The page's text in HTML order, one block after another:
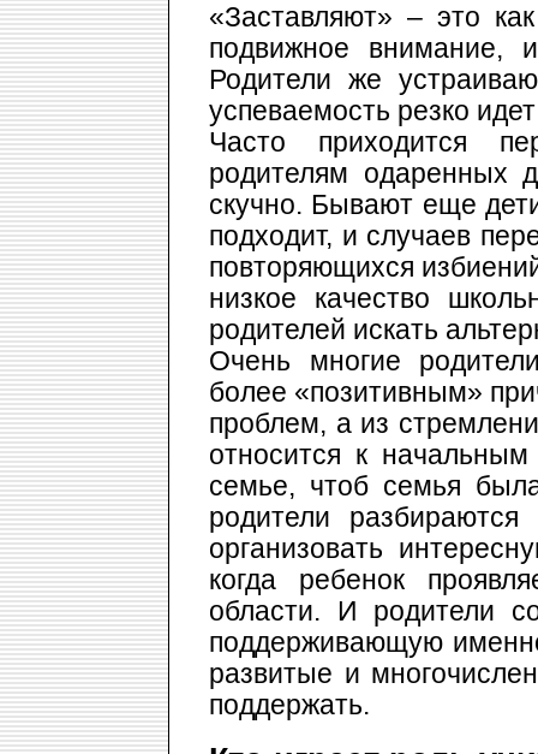
«Заставляют» – это
подвижное внимание,
Родители же
успеваемость резко
Часто приходится
родителям одаренных
скучно. Бывают еще
подходит, и случаев
повторяющихся
низкое качество
родителей искать
Очень многие
более «позитивным»
проблем, а из
относится к
семье, чтоб семья
родители
организовать
когда ребенок
области. И родители
поддерживающую
развитые и
поддержать.